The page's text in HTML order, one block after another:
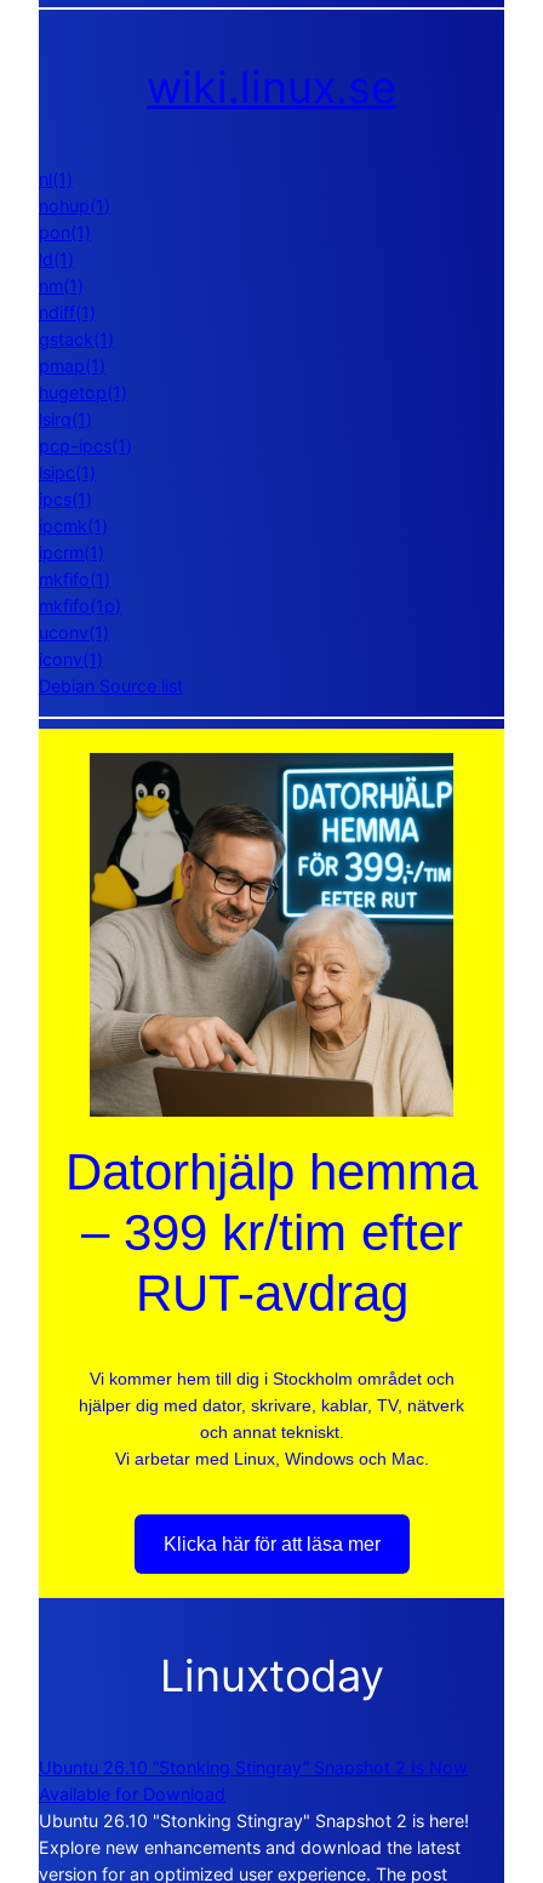
wiki.linux.se
nl(1)
nohup(1)
pon(1)
ld(1)
nm(1)
ndiff(1)
gstack(1)
pmap(1)
hugetop(1)
lsirq(1)
pcp-ipcs(1)
lsipc(1)
ipcs(1)
ipcmk(1)
ipcrm(1)
mkfifo(1)
mkfifo(1p)
uconv(1)
iconv(1)
Debian Source list
Datorhjälp hemma
– 399 kr/tim efter
RUT-avdrag
Vi kommer hem till dig i Stockholm området och
hjälper dig med dator, skrivare, kablar, TV, nätverk
och annat tekniskt.
Vi arbetar med Linux, Windows och Mac.
Klicka här för att läsa mer
Linuxtoday
Ubuntu 26.10 “Stonking Stingray” Snapshot 2 Is Now
Available for Download
Ubuntu 26.10 "Stonking Stingray" Snapshot 2 is here!
Explore new enhancements and download the latest
version for an optimized user experience. The post